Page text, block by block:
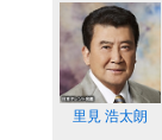
里見 浩太朗